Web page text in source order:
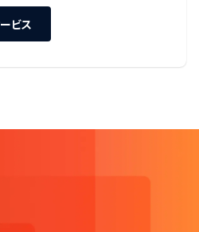
ビス